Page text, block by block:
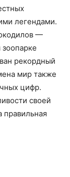
легендами.
—
рекордный
мир также
цифр.
своей
правильная